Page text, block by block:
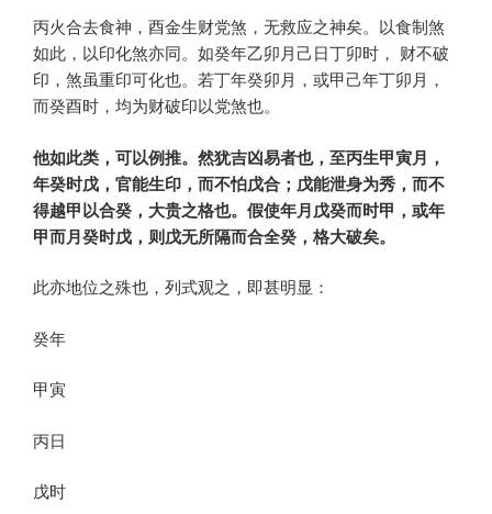
丙火合去食神，酉金生财党煞，无救应之神矣。以食制煞
如此，以印化煞亦同。如癸年乙卯月己日丁卯时， 财不破
印，煞虽重印可化也。若丁年癸卯月，或甲己年丁卯月，
而癸酉时，均为财破印以党煞也。
他如此类，可以例推。然犹吉凶易者也，至丙生甲寅月，
年癸时戊，官能生印，而不怕戊合；戊能泄身为秀，而不
得越甲以合癸，大贵之格也。假使年月戊癸而时甲，或年
甲而月癸时戊，则戊无所隔而合全癸，格大破矣。
此亦地位之殊也，列式观之，即甚明显：
癸年
甲寅
丙日
戊时